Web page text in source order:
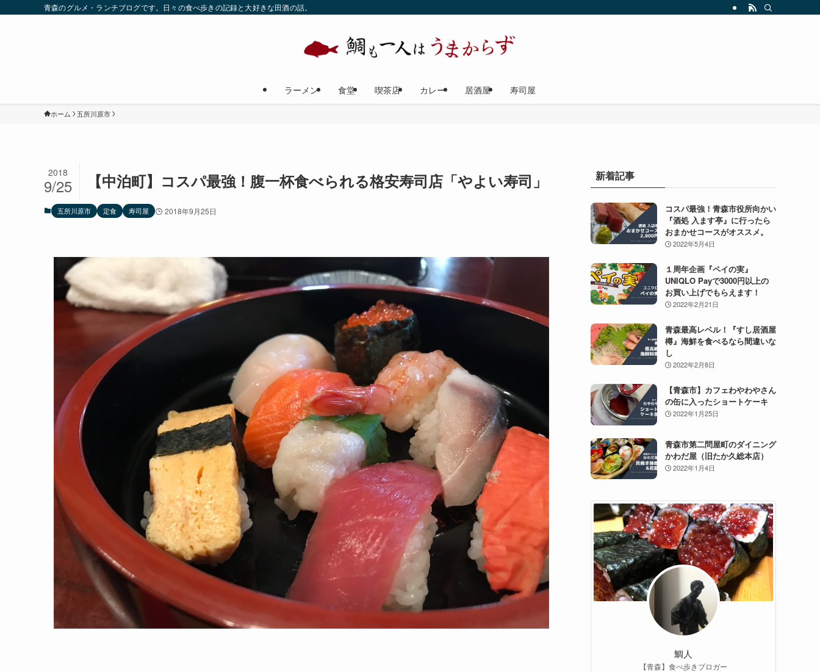
青森のグルメ・ランチブログです。日々の食べ歩きの記録と大好きな田酒の話。
ラーメン 食堂 喫茶店 カレー 居酒屋 寿司屋
ホーム 五所川原市
【中泊町】コスパ最強！腹一杯食べられる格安寿司店「やよい寿司」
2018
9/25
五所川原市 定食 寿司屋 2018年9月25日
新着記事
コスパ最強！青森市役所向かい
『酒処 入ます亭』に行ったら
おまかせコースがオススメ。
2022年5月4日
１周年企画『ペイの実』
UNIQLO Payで3000円以上の
お買い上げでもらえます！
2022年2月21日
青森最高レベル！『すし居酒屋
樽』海鮮を食べるなら間違いな
し
2022年2月8日
【青森市】カフェわやわやさん
の缶に入ったショートケーキ
2022年1月25日
青森市第二問屋町のダイニング
かわだ屋（旧たか久総本店）
2022年1月4日
鯛人
【青森】食べ歩きブロガー